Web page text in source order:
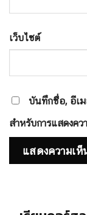
เว็บไซต์
บันทึกชื่อ, อีเม
สำหรับการแสดงคว